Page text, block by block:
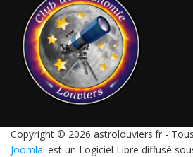
Copyright © 2026 astrolouviers.fr -
Joomla! est un Logiciel Libre diffusé